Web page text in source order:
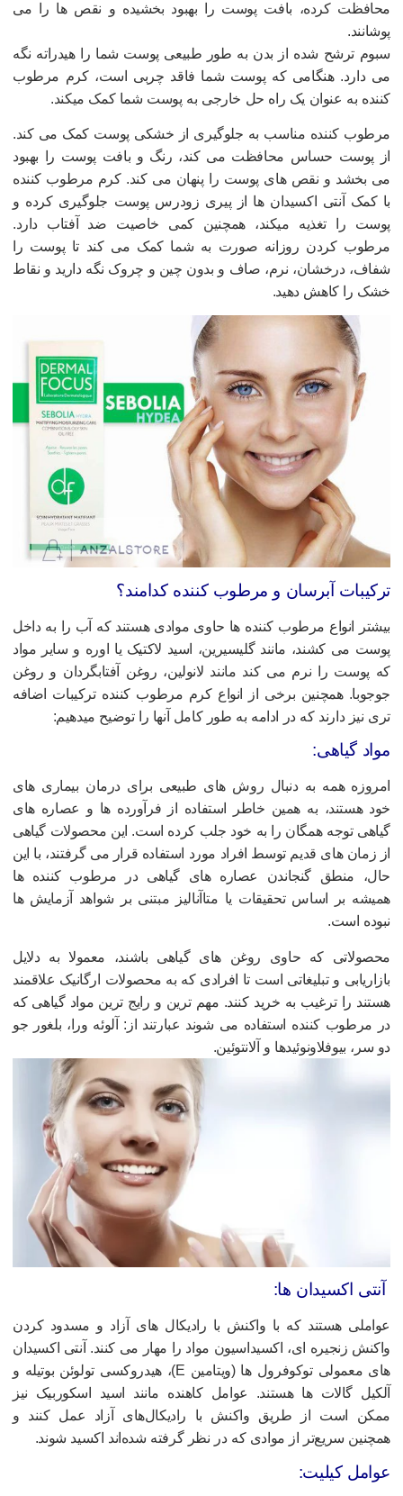
کرده، بافت پوست را بهبود بخشیده و نقص ها را می
ترشح شده از بدن به طور طبیعی پوست شما را هیدراته نگه
دارد. هنگامی که پوست شما فاقد چربی است، کرم مرطوب
به عنوان یک راه حل خارجی به پوست شما کمک میکند.
کننده مناسب به جلوگیری از خشکی پوست کمک می کند.
پوست حساس محافظت می کند، رنگ و بافت پوست را بهبود
بخشد و نقص های پوست را پنهان می کند. کرم مرطوب کننده
کمک آنتی اکسیدان ها از پیری زودرس پوست جلوگیری کرده و
را تغذیه میکند، همچنین کمی خاصیت ضد آفتاب دارد.
کردن روزانه صورت به شما کمک می کند تا پوست را
درخشان، نرم، صاف و بدون چین و چروک نگه دارید و نقاط
را کاهش دهید.
آبرسان و مرطوب کننده کدامند؟
انواع مرطوب کننده ها حاوی موادی هستند که آب را به داخل
می کشند، مانند گلیسیرین، اسید لاکتیک یا اوره و سایر مواد
پوست را نرم می کند مانند لانولین، روغن آفتابگردان و روغن
همچنین برخی از انواع کرم مرطوب کننده ترکیبات اضافه
نیز دارند که در ادامه به طور کامل آنها را توضیح میدهیم:
گیاهی:
همه به دنبال روش های طبیعی برای درمان بیماری های
هستند، به همین خاطر استفاده از فرآورده ها و عصاره های
توجه همگان را به خود جلب کرده است. این محصولات گیاهی
زمان های قدیم توسط افراد مورد استفاده قرار می گرفتند، با این
منطق گنجاندن عصاره های گیاهی در مرطوب کننده ها
بر اساس تحقیقات یا متاآنالیز مبتنی بر شواهد آزمایش ها
است.
که حاوی روغن های گیاهی باشند، معمولا به دلایل
و تبلیغاتی است تا افرادی که به محصولات ارگانیک علاقمند
را ترغیب به خرید کنند. مهم ترین و رایج ترین مواد گیاهی که
مرطوب کننده استفاده می شوند عبارتند از: آلوئه ورا، بلغور جو
سر، بیوفلاونوئیدها و آلانتوئین.
اکسیدان ها:
هستند که با واکنش با رادیکال های آزاد و مسدود کردن
زنجیره ای، اکسیداسیون مواد را مهار می کنند. آنتی اکسیدان
های معمولی توکوفرول ها (ویتامین E)، هیدروکسی تولوئن بوتیله و
گالات ها هستند. عوامل کاهنده مانند اسید اسکوربیک نیز
است از طریق واکنش با رادیکال‌های آزاد عمل کنند و
سریع‌تر از موادی که در نظر گرفته شده‌اند اکسید شوند.
کیلیت: